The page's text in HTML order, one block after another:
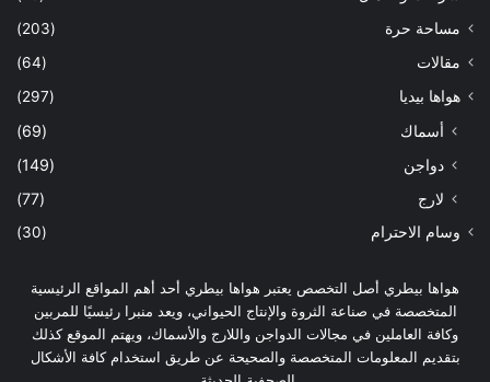
مساحة حرة
(203)
مقالات
(64)
هواها بيديا
(297)
أسماك
(69)
دواجن
(149)
لارج
(77)
وسام الاحترام (30)
هواها بيطري أصل التخصص يعتبر هواها بيطري أحد أهم المواقع الرئيسية
المتخصصة في صناعة الثروة والإنتاج الحيواني، ويعد منبرا رئيسيًا للمربين
وكافة العاملين في مجالات الدواجن واللارج والأسماك، ويهتم الموقع كذلك
بتقديم المعلومات المتخصصة والصحيحة عن طريق استخدام كافة الأشكال